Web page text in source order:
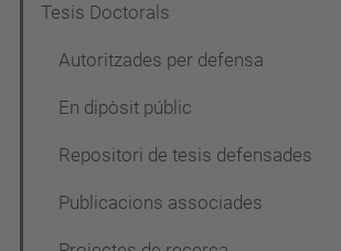
Tesis Doctorals
Autoritzades per defensa
En dipòsit públic
Repositori de tesis defensades
Publicacions associades